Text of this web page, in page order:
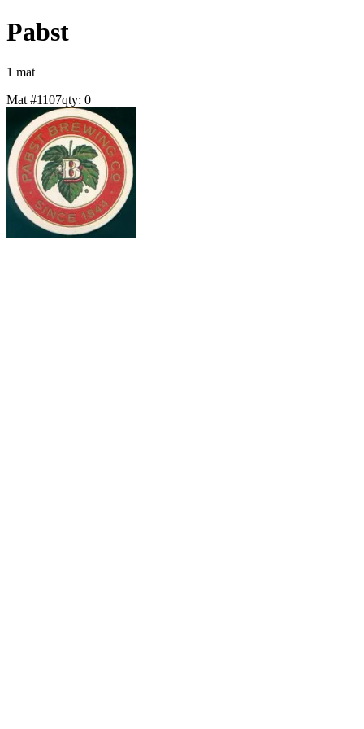
Pabst
1 mat
Mat #1107qty: 0